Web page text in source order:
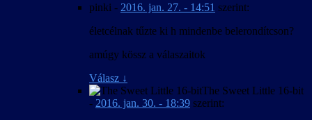
pinki - 2016. jan. 27. - 14:51 szerint:
életcélnak tűzte ki h mindenbe belerondítcson?
amúgy kössz a válaszaitok
Válasz ↓
The Sweet Little 16-bit
- 2016. jan. 30. - 18:39 szerint: